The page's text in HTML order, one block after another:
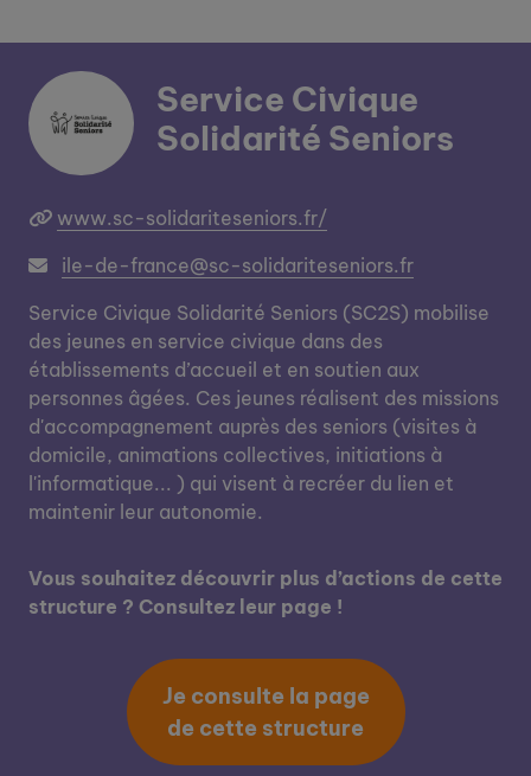
Service Civique
Solidarité Seniors
www.sc-solidariteseniors.fr/
ile-de-france@sc-solidariteseniors.fr
Service Civique Solidarité Seniors (SC2S) mobilise
des jeunes en service civique dans des
établissements d’accueil et en soutien aux
personnes âgées. Ces jeunes réalisent des missions
d'accompagnement auprès des seniors (visites à
domicile, animations collectives, initiations à
l'informatique... ) qui visent à recréer du lien et
maintenir leur autonomie.
Vous souhaitez découvrir plus d’actions de cette
structure ? Consultez leur page !
Je consulte la page
de cette structure